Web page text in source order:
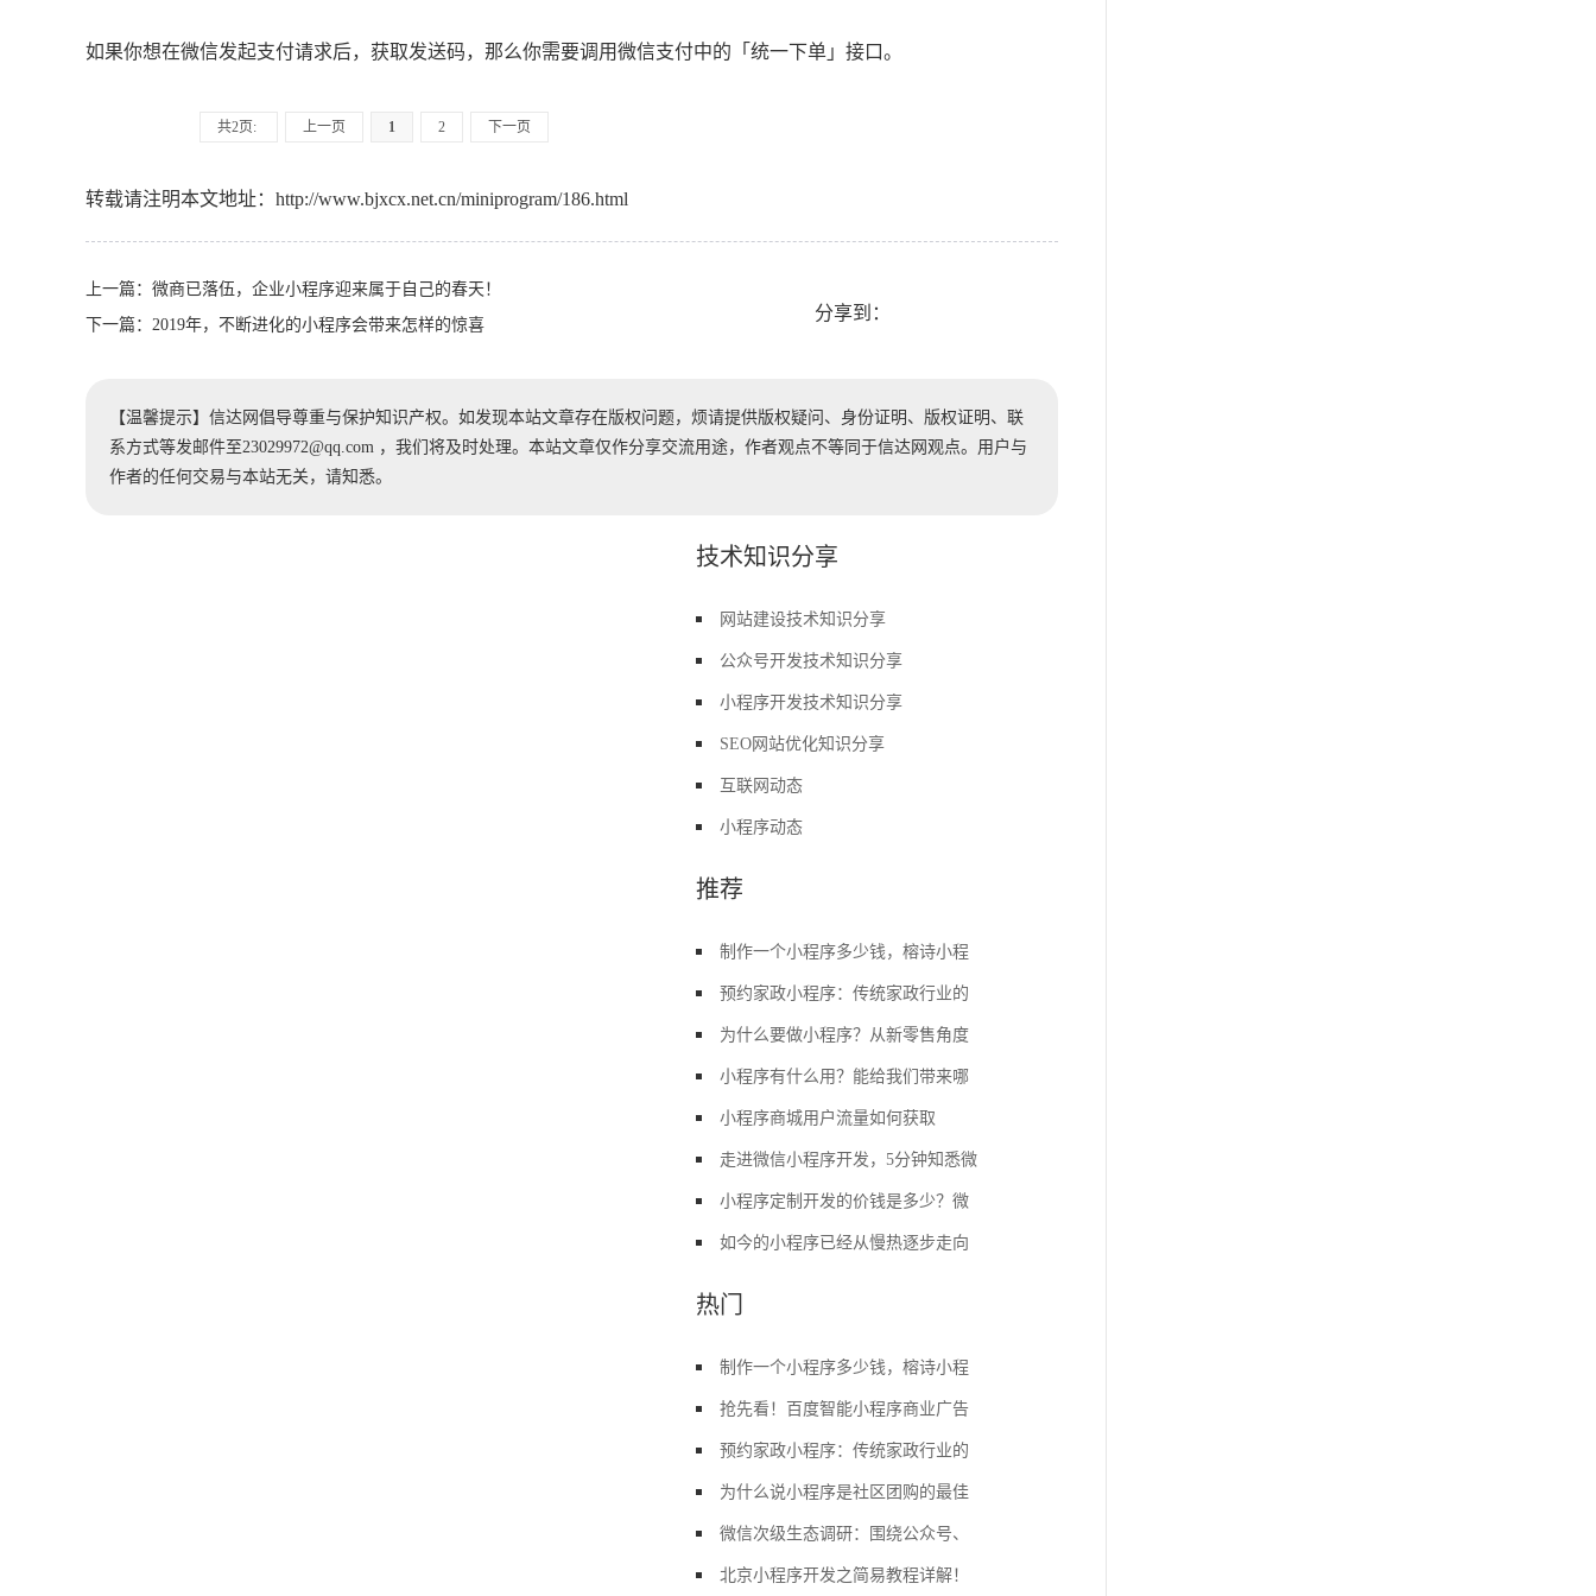
如果你想在微信发起支付请求后，获取发送码，那么你需要调用微信支付中的「统一下单」接口。
共2页: 上一页 1 2 下一页
转载请注明本文地址： http://www.bjxcx.net.cn/miniprogram/186.html
上一篇： 微商已落伍，企业小程序迎来属于自己的春天！
下一篇： 2019年，不断进化的小程序会带来怎样的惊喜
分享到：
【温馨提示】信达网倡导尊重与保护知识产权。如发现本站文章存在版权问题，烦请提供版权疑问、身份证明、版权证明、联
系方式等发邮件至23029972@qq.com ，我们将及时处理。本站文章仅作分享交流用途，作者观点不等同于信达网观点。用户与
作者的任何交易与本站无关，请知悉。
技术知识分享
网站建设技术知识分享
公众号开发技术知识分享
小程序开发技术知识分享
SEO网站优化知识分享
互联网动态
小程序动态
推荐
制作一个小程序多少钱，榕诗小程
预约家政小程序：传统家政行业的
为什么要做小程序？从新零售角度
小程序有什么用？能给我们带来哪
小程序商城用户流量如何获取
走进微信小程序开发，5分钟知悉微
小程序定制开发的价钱是多少？微
如今的小程序已经从慢热逐步走向
热门
制作一个小程序多少钱，榕诗小程
抢先看！百度智能小程序商业广告
预约家政小程序：传统家政行业的
为什么说小程序是社区团购的最佳
微信次级生态调研：围绕公众号、
北京小程序开发之简易教程详解！